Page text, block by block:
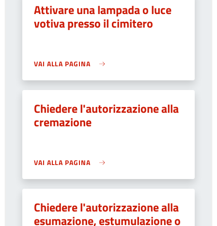
Attivare una lampada o luce
votiva presso il cimitero
VAI ALLA PAGINA
Chiedere l'autorizzazione alla
cremazione
VAI ALLA PAGINA
Chiedere l'autorizzazione alla
esumazione, estumulazione o